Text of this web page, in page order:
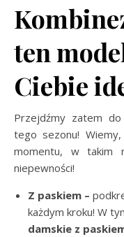
ten
Ciebie
Przejdźmy zatem
tego sezonu!
momentu, w takim
niepewności!
Z paskiem –
każdym kroku! W
damskie z